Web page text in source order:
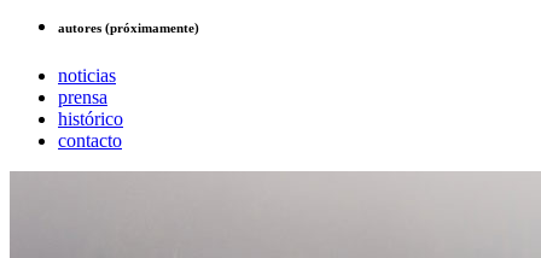
autores (próximamente)
noticias
prensa
histórico
contacto